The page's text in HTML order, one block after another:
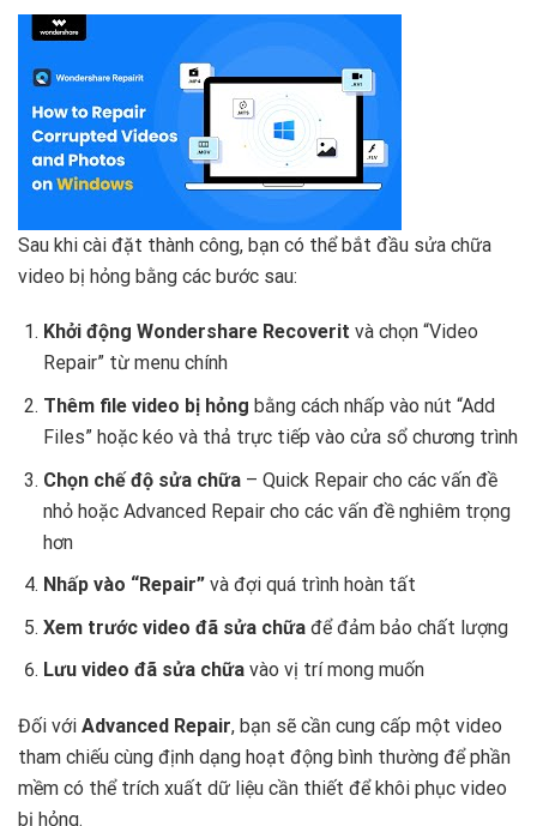
Sau khi cài đặt thành công, bạn có thể bắt đầu sửa chữa
video bị hỏng bằng các bước sau:
Khởi động Wondershare Recoverit và chọn “Video
Repair” từ menu chính
Thêm file video bị hỏng bằng cách nhấp vào nút “Add
Files” hoặc kéo và thả trực tiếp vào cửa sổ chương trình
Chọn chế độ sửa chữa– Quick Repair cho các vấn đề
nhỏ hoặc Advanced Repair cho các vấn đề nghiêm trọng
hơn
Nhấp vào “Repair”và đợi quá trình hoàn tất
Xem trước video đã sửa chữađể đảm bảo chất lượng
Lưu video đã sửa chữavào vị trí mong muốn
Đối với Advanced Repair, bạn sẽ cần cung cấp một video
tham chiếu cùng định dạng hoạt động bình thường để phần
mềm có thể trích xuất dữ liệu cần thiết để khôi phục video
bị hỏng.